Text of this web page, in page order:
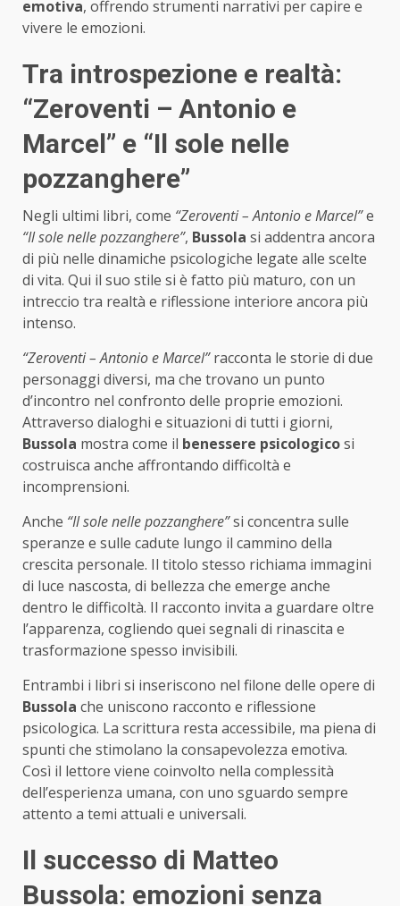
emotiva, offrendo strumenti narrativi per capire e
vivere le emozioni.
Tra introspezione e realtà:
“Zeroventi – Antonio e
Marcel” e “Il sole nelle
pozzanghere”
Negli ultimi libri, come “Zeroventi – Antonio e Marcel”e
“Il sole nelle pozzanghere”, Bussola si addentra ancora
di più nelle dinamiche psicologiche legate alle scelte
di vita. Qui il suo stile si è fatto più maturo, con un
intreccio tra realtà e riflessione interiore ancora più
intenso.
“Zeroventi – Antonio e Marcel”racconta le storie di due
personaggi diversi, ma che trovano un punto
d’incontro nel confronto delle proprie emozioni.
Attraverso dialoghi e situazioni di tutti i giorni,
Bussola mostra come il benessere psicologicosi
costruisca anche affrontando difficoltà e
incomprensioni.
Anche “Il sole nelle pozzanghere”si concentra sulle
speranze e sulle cadute lungo il cammino della
crescita personale. Il titolo stesso richiama immagini
di luce nascosta, di bellezza che emerge anche
dentro le difficoltà. Il racconto invita a guardare oltre
l’apparenza, cogliendo quei segnali di rinascita e
trasformazione spesso invisibili.
Entrambi i libri si inseriscono nel filone delle opere di
Bussola che uniscono racconto e riflessione
psicologica. La scrittura resta accessibile, ma piena di
spunti che stimolano la consapevolezza emotiva.
Così il lettore viene coinvolto nella complessità
dell’esperienza umana, con uno sguardo sempre
attento a temi attuali e universali.
Il successo di Matteo
Bussola: emozioni senza